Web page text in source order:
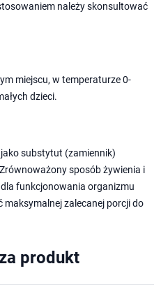
należy skonsultować
miejscu, w temperaturze 0-
dzieci.
substytut (zamiennik)
sposób żywienia i
funkcjonowania organizmu
maksymalnej zalecanej porcji do
produkt